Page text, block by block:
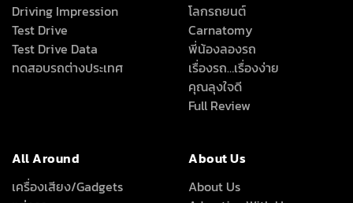
Driving Impression
Test Drive
Test Drive Data
ทดสอบรถต่างประเทศ
โลกรถยนต์
Carnatomy
พี่น้องลองรถ
เรื่องรถ…เรื่องง่าย
คุณลุงใจดี
Full Review
All Around
เครื่องเสียง/Gadgets
About Us
About Us